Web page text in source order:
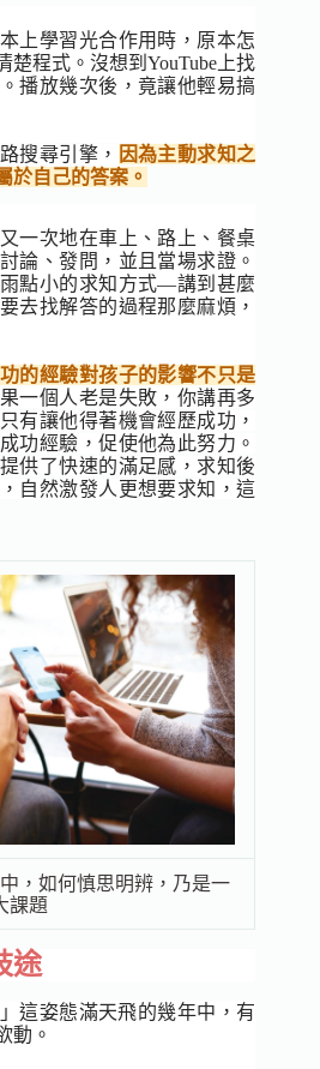
上學習光合作用時，原本怎
楚程式。沒想到YouTube上找
播放幾次後，竟讓他輕易搞
搜尋引擎， 因為主動求知之
於自己的答案。
一次地在車上、路上、餐桌
論、發問，並且當場求證。
點小的求知方式―講到甚麼
去找解答的過程那麼麻煩，
的經驗對孩子的影響不只是
一個人老是失敗，你講再多
有讓他得著機會經歷成功，
功經驗，促使他為此努力。
供了快速的滿足感，求知後
自然激發人更想要求知，這
，如何慎思明辨，乃是一
課題
途
這姿態滿天飛的幾年中，有
動。